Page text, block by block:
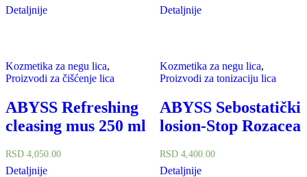
Detaljnije Detaljnije
Kozmetika za negu lica,
Proizvodi za čišćenje lica
ABYSS Refreshing
cleasing mus 250 ml
RSD 4,050.00
Detaljnije
Kozmetika za negu lica,
Proizvodi za tonizaciju lica
ABYSS Sebostatički
losion-Stop Rozacea
RSD 4,400.00
Detaljnije